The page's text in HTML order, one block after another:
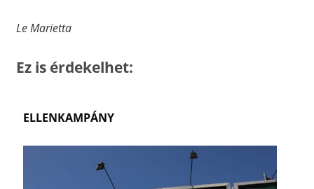
Le Marietta
Ez is érdekelhet:
ELLENKAMPÁNY